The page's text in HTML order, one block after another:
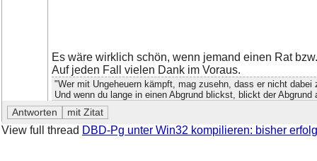
Es wäre wirklich schön, wenn jemand einen Rat
Auf jeden Fall vielen Dank im Voraus.
"Wer mit Ungeheuern kämpft, mag zusehn, dass er nicht dabei
Und wenn du lange in einen Abgrund blickst, blickt der
View full thread DBD-Pg unter Win32 kompilieren: bisher